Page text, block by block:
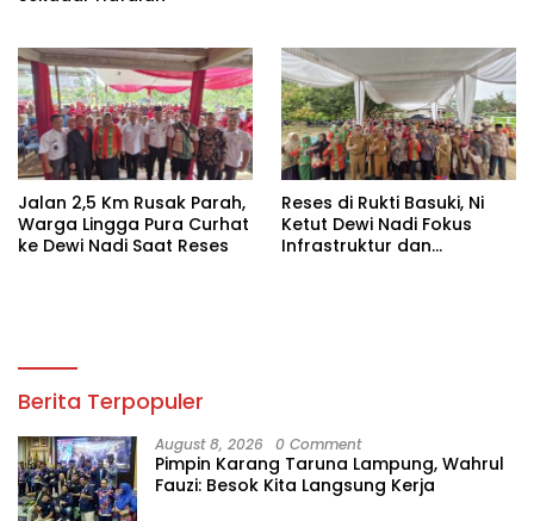
Jalan 2,5 Km Rusak Parah,
Warga Lingga Pura Curhat
ke Dewi Nadi Saat Reses
Reses di Rukti Basuki, Ni
Ketut Dewi Nadi Fokus
Infrastruktur dan
Berita Terpopuler
August 8, 2026 0 Comment
Pimpin Karang Taruna Lampung, Wahrul
Fauzi: Besok Kita Langsung Kerja